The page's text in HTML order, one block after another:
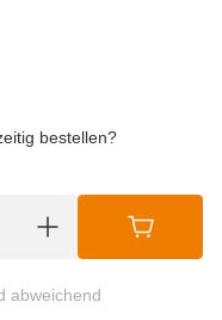
bestellen?
abweichend